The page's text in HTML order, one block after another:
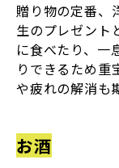
贈り物の定番、
生のプレゼント
に食べたり、一
りできるため重
や疲れの解消も
お酒